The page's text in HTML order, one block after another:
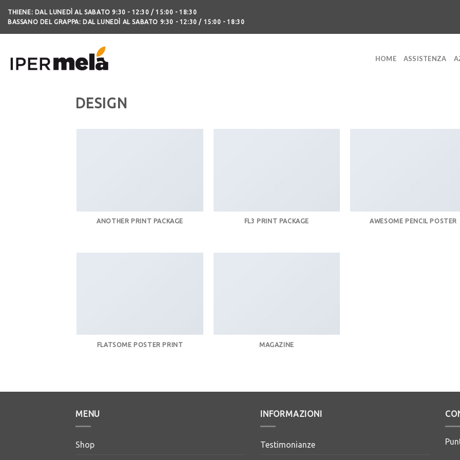
THIENE: DAL LUNEDÌ AL SABATO 9:30 - 12:30 / 15:00 - 18:30
BASSANO DEL GRAPPA: DAL LUNEDÌ AL SABATO 9:30 - 12:30 / 15:00 - 18:30
HOME ASSISTENZA
DESIGN
ANOTHER PRINT PACKAGE FL3 PRINT PACKAGE AWESOME PENCIL POSTER
FLATSOME POSTER PRINT MAGAZINE
MENU
Shop
INFORMAZIONI
Testimonianze